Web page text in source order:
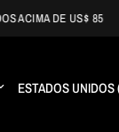
DE US$ 85
Atualizar
país/região